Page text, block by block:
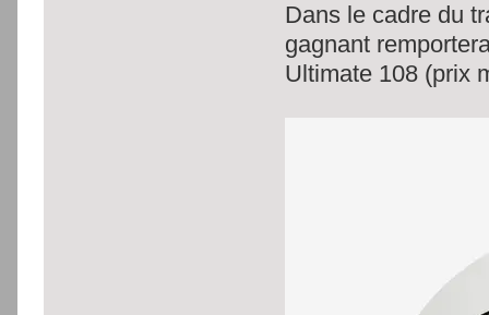
Dans le cadre du
gagnant
Ultimate 108 (prix